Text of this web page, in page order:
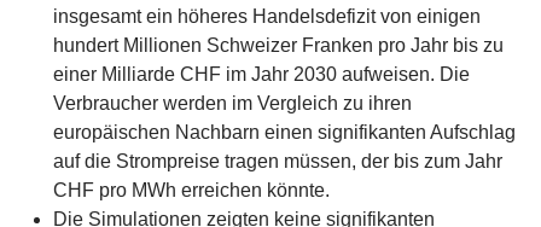
insgesamt ein höheres Handelsdefizit von einigen
hundert Millionen Schweizer Franken pro Jahr bis zu
einer Milliarde CHF im Jahr 2030 aufweisen. Die
Verbraucher werden im Vergleich zu ihren
europäischen Nachbarn einen signifikanten Aufschlag
auf die Strompreise tragen müssen, der bis zum Jahr
CHF pro MWh erreichen könnte.
Die Simulationen zeigten keine signifikanten